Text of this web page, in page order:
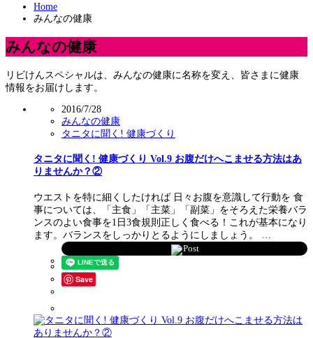
Home
みんなの健康
みんなの健康
リビけんスペシャルは、みんなの健康に名称を変え、皆さまに健康
情報をお届けします。
2016/7/28
みんなの健康
タニタに聞く! 健康づくり
タニタに聞く! 健康づくり Vol.9 お腹だけへこませる方法はあ
りませんか？②
ウエストを特に細くしたければ 日々お腹を意識して行動を 食
事については、「主食」「主菜」「副菜」をそろえた栄養バラ
ンスのよい食事を1日3食規則正しく食べる！これが基本になり
ます。バランスをしっかりとるようにしましょう。 …
Post
Save